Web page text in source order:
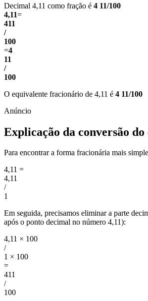
Decimal 4,11 como fração é 4 11/100
4,11=
411
/
100
=4
11
/
100
O equivalente fracionário de 4,11 é 4 11/100
Explicação da conversão
Para encontrar a forma fracionária mais
4,11 =
4,11
/
1
Em seguida, precisamos eliminar a parte
após o ponto decimal no número 4,11):
4,11 × 100
/
1 × 100
=
411
/
100